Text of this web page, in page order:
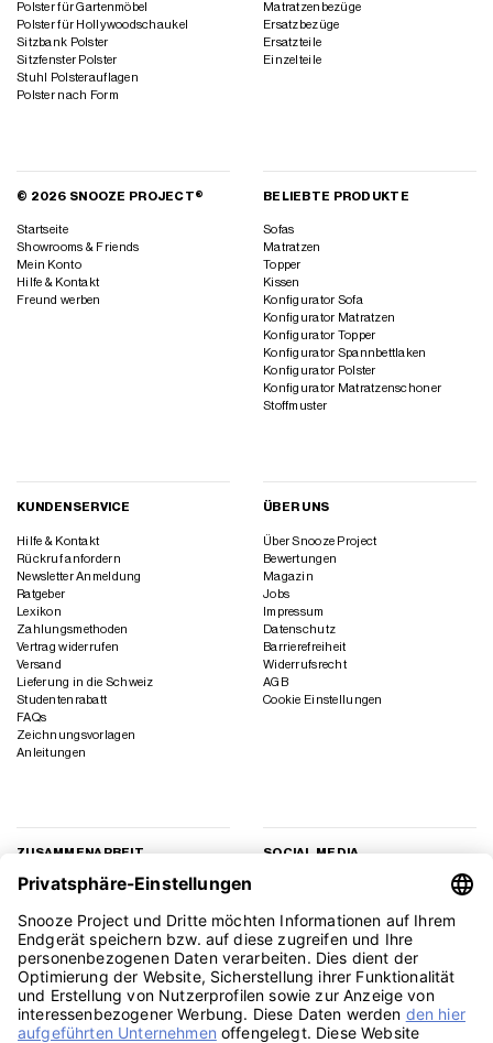
Polster für Gartenmöbel
Polster für Hollywoodschaukel
Sitzbank Polster
Sitzfenster Polster
Stuhl Polsterauflagen
Polster nach Form
Matratzenbezüge
Ersatzbezüge
Ersatzteile
Einzelteile
© 2026 SNOOZE PROJECT®
Startseite
Showrooms & Friends
Mein Konto
Hilfe & Kontakt
Freund werben
BELIEBTE PRODUKTE
Sofas
Matratzen
Topper
Kissen
Konfigurator Sofa
Konfigurator Matratzen
Konfigurator Topper
Konfigurator Spannbettlaken
Konfigurator Polster
Konfigurator Matratzenschoner
Stoffmuster
KUNDENSERVICE
Hilfe & Kontakt
Rückruf anfordern
Newsletter Anmeldung
Ratgeber
Lexikon
Zahlungsmethoden
Vertrag widerrufen
Versand
Lieferung in die Schweiz
Studentenrabatt
FAQs
Zeichnungsvorlagen
Anleitungen
ÜBER UNS
Über Snooze Project
Bewertungen
Magazin
Jobs
Impressum
Datenschutz
Barrierefreiheit
Widerrufsrecht
AGB
Cookie Einstellungen
ZUSAMMENARBEIT
Geschäftskunden
Presse
Affiliate Marketing
SOCIAL MEDIA
TikTok
YouTube
Pinterest
LinkedIn